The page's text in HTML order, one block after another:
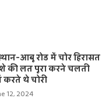
आबू रोड में चोर हिरासत
की लत पूरा करने चलती
करते थे चोरी
12, 2024